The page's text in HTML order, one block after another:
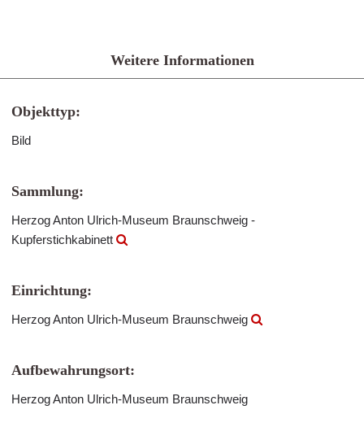
Weitere Informationen
Objekttyp:
Bild
Sammlung:
Herzog Anton Ulrich-Museum Braunschweig -
Kupferstichkabinett
Einrichtung:
Herzog Anton Ulrich-Museum Braunschweig
Aufbewahrungsort:
Herzog Anton Ulrich-Museum Braunschweig